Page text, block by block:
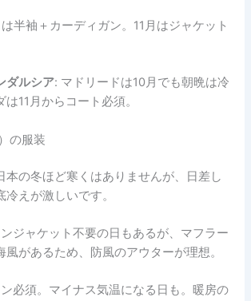
半袖＋カーディガン。11月はジャケット
ダルシア: マドリードは10月でも朝晩は冷
11月からコート必須。
の服装
本の冬ほど寒くはありませんが、日差し
えが激しいです。
ジャケット不要の日もあるが、マフラー
風があるため、防風のアウターが理想。
必須。マイナス気温になる日も。暖房の